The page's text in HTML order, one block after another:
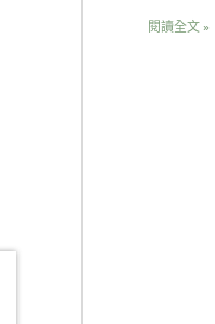
閱讀全文 »